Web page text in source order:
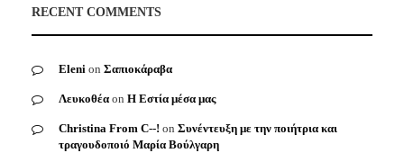
RECENT COMMENTS
Eleni on Σαπιοκάραβα
Λευκοθέα on Η Εστία μέσα μας
Christina From C--! on Συνέντευξη με την ποιήτρια και
τραγουδοποιό Μαρία Βούλγαρη